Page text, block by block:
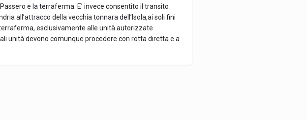
e la terraferma. E’ invece consentito il transito
all’attracco della vecchia tonnara dell’Isola,ai soli fini
esclusivamente alle unità autorizzate
unità devono comunque procedere con rotta diretta e a